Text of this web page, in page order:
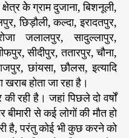
त
का
मं
ज
र
केे ग्राम दुजाना, बिशनूली,
छिड़ौली, कल्दा, इरादतपुर,
जलालपुर, सादुल्लापुर,
सीदीपुर, ततारपुर, चौना,
छांयसा, छौलस, इत्यादि
खराब होता जा रहा है।
रही है। जहां पिछले दो वर्षों
से कई लोगों की मौत हो
है, परंतु कोई भी कुछ करने को